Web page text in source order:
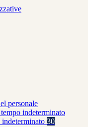
personale
indeterminato
indeterminato 30